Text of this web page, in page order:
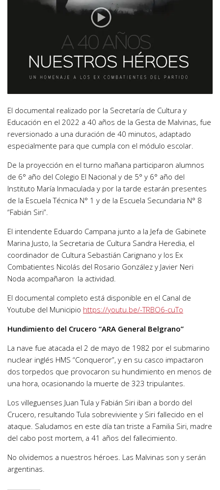
El documental realizado por la Secretaría de Cultura y
Educación en el 2022 a 40 años de la Gesta de Malvinas, fue
reversionado a una duración de 40 minutos, adaptado
especialmente para que cumpla con el módulo escolar.
De la proyección en el turno mañana participaron alumnos
de 6° año del Colegio El Nacional y de 5° y 6° año del
Instituto María Inmaculada y por la tarde estarán presentes
de la Escuela Técnica N° 1 y de la Escuela Secundaria N° 8
“Fabián Siri”.
El intendente Eduardo Campana junto a la Jefa de Gabinete
Marina Justo, la Secretaria de Cultura Sandra Heredia, el
coordinador de Cultura Sebastián Carignano y los Ex
Combatientes Nicolás del Rosario González y Javier Neri
Noda acompañaron la actividad.
El documental completo está disponible en el Canal de
Youtube del Municipio https://youtu.be/-TRBO6-cuTo
Hundimiento del Crucero “ARA General Belgrano”
La nave fue atacada el 2 de mayo de 1982 por el submarino
nuclear inglés HMS “Conqueror”, y en su casco impactaron
dos torpedos que provocaron su hundimiento en menos de
una hora, ocasionando la muerte de 323 tripulantes.
Los villeguenses Juan Tula y Fabián Siri iban a bordo del
Crucero, resultando Tula sobreviviente y Siri fallecido en el
ataque. Saludamos en este día tan triste a Familia Siri, madre
del cabo post mortem, a 41 años del fallecimiento.
No olvidemos a nuestros héroes. Las Malvinas son y serán
argentinas.